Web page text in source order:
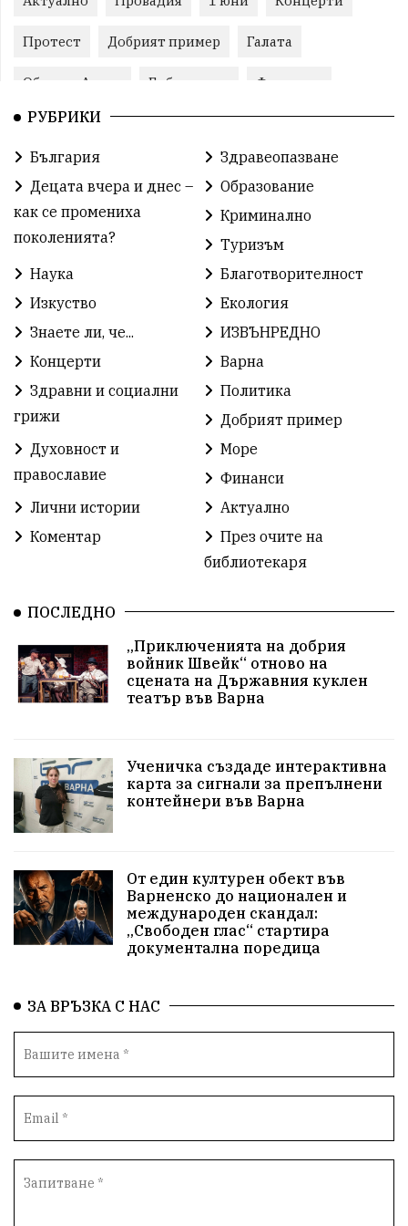
Протест Добрият пример Галата
Община Аврен Библиотека Фестивал
Финанси
Театър Спорт за деца История
Градски транспорт Нов протест
Безплатни прегледи Волейбол Карин дом
Зелена Енергия Ден на детето
Книги Ветрогенератори Девня
Ден на народните будители Изложба
Детски градини Богоявление
Разрушеното бомбоубежище
Избори 2026 Дарения
Концерт
едрогабаритни отпадъци
Културни и спортни събития Аспарухово
Безводие пожари Тенис Вълчи дол
Училища Лична инициатива Величие
Приют за кучета
Новини Зелена зона
Незаконно строителство
Опера
„Исторически парк“
РУБРИКИ
България
Здравеопазване
Децата вчера и днес –
как се промениха
поколенията?
Образование
Криминално
Туризъм
Наука
Благотворителност
Изкуство
Екология
Знаете ли, че...
ИЗВЪНРЕДНО
Концерти
Варна
Здравни и социални
грижи
Политика
Добрият пример
Духовност и
православие
Море
Финанси
Лични истории
Актуално
Коментар
През очите на
библиотекаря
ПОСЛЕДНО
„Приключенията на добрия
войник Швейк“ отново на
сцената на Държавния куклен
театър във Варна
Ученичка създаде интерактивна
карта за сигнали за препълнени
контейнери във Варна
От един културен обект във
Варненско до национален и
международен скандал:
„Свободен глас“ стартира
документална поредица
ЗА ВРЪЗКА С НАС